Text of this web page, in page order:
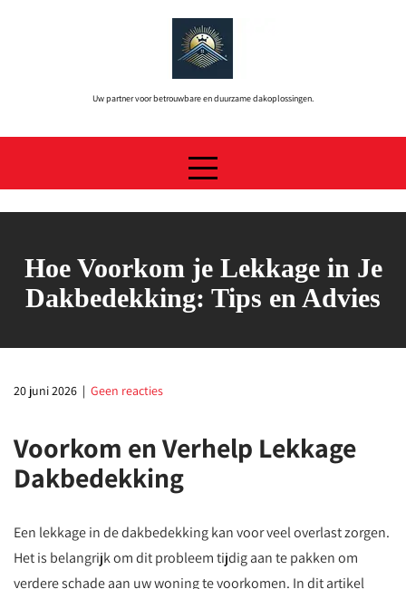
Uw partner voor betrouwbare en duurzame dakoplossingen.
Hoe Voorkom je Lekkage in Je
Dakbedekking: Tips en Advies
20 juni 2026 | Geen reacties
Voorkom en Verhelp Lekkage
Dakbedekking
Een lekkage in de dakbedekking kan voor veel overlast zorgen.
Het is belangrijk om dit probleem tijdig aan te pakken om
verdere schade aan uw woning te voorkomen. In dit artikel